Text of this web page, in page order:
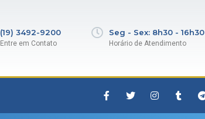
(19) 3492-9200
Entre em Contato
Seg - Sex: 8h30 - 16h30
Horário de Atendimento